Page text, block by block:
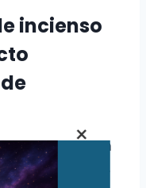
incienso
de incienso en
de Incienso.
×